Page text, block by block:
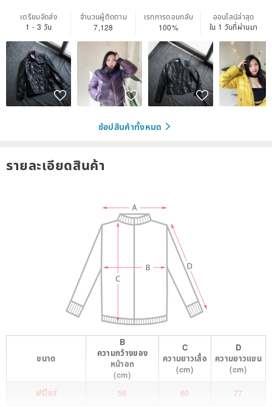
เตรียมจัดส่ง
1 - 3 วัน
จำนวนผู้ติดตาม
7,128
เรทการตอบกลับ
100%
ออนไลน์ล่าสุด
ใน 1 วันที่ผ่านมา
ช้อปสินค้าทั้งหมด
รายละเอียดสินค้า
ขนาด
B
ความกว้างของ
หน้าอก
(cm)
C
ความยาวเสื้อ
(cm)
D
ความยาวแขน
(cm)
ฟรีไซส์ 56 60 77